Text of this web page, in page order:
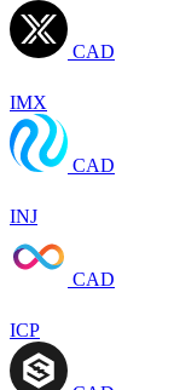
CAD
IMX
CAD
INJ
CAD
ICP